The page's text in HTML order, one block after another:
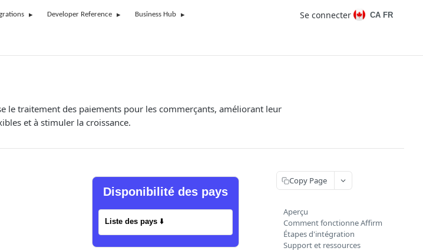
Developer Reference Business Hub Se connecter CA FR
le traitement des paiements pour les commerçants, améliorant leur
et à stimuler la croissance.
Disponibilité des pays
Liste des pays ⬇️
Copy Page
Aperçu
Comment fonctionne Affirm
Étapes d'intégration
Support et ressources